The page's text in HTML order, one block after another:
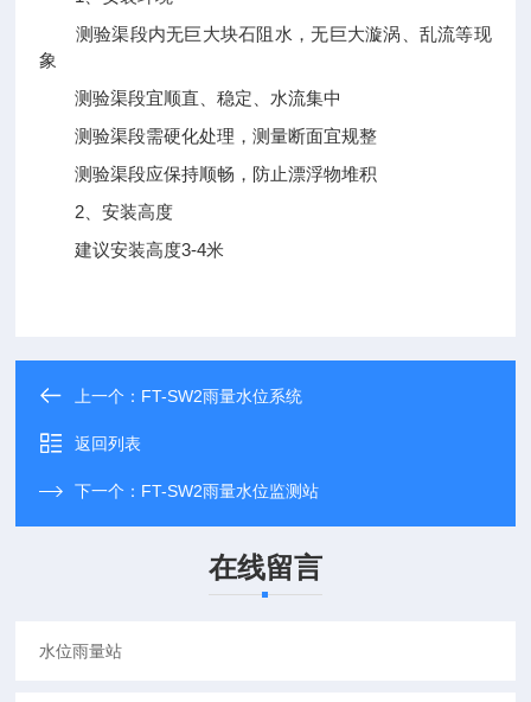
测验渠段内无巨大块石阻水，无巨大漩涡、乱流等现
象
测验渠段宜顺直、稳定、水流集中
测验渠段需硬化处理，测量断面宜规整
测验渠段应保持顺畅，防止漂浮物堆积
2、安装高度
建议安装高度3-4米
上一个： FT-SW2雨量水位系统
返回列表
下一个： FT-SW2雨量水位监测站
在线留言